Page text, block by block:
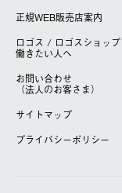
正規WEB販売店案内
ロゴス / ロゴスショップ
働きたい人へ
お問い合わせ
（法人のお客さま）
サイトマップ
プライバシーポリシー